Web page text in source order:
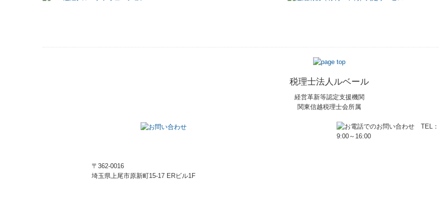
税理士法人ルベール
経営革新等認定支援機関
関東信越税理士会所属
〒362-0016
埼玉県上尾市原新町15-17 ERビル1F